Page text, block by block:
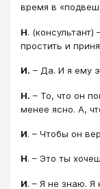
время в
Н.
простить и
И. – Да. И я ему
Н. – То, что он
менее ясно. А,
И. – Чтобы он
Н. – Это ты
И. – Я не знаю. Я